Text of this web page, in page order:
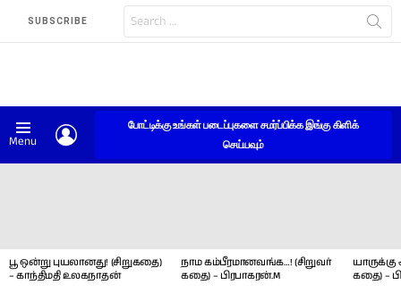
SUBSCRIBE
for:
Menu
போட்டிக்கு உங்கள் படைப்புகளை சமர்ப்பிக்க இங்கு கிளிக்
செய்யவும்
பூ ஒன்று புயலானது! (சிறுகதை)
– காந்திமதி உலகநாதன்
நாம கம்பீரமானவங்க…! (சிறுவர்
கதை) – பிரபாகரன்.M
யாருக்கு
கதை) –